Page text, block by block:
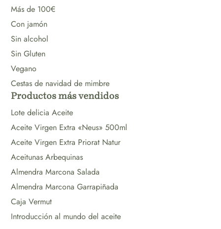
Más de 100€
Con jamón
Sin alcohol
Sin Gluten
Vegano
Cestas de navidad de mimbre
Productos más vendidos
Lote delicia Aceite
Aceite Virgen Extra «Neus» 500ml
Aceite Virgen Extra Priorat Natur
Aceitunas Arbequinas
Almendra Marcona Salada
Almendra Marcona Garrapiñada
Caja Vermut
Introducción al mundo del aceite